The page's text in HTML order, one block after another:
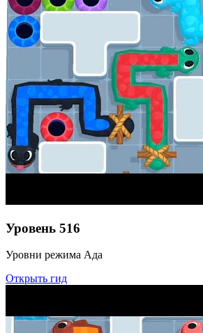
Уровень 516
Уровни режима Ада
Открыть гид